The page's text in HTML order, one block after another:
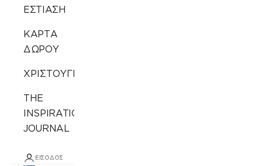
ΕΣΤΙΑΣΗ
ΚΑΡΤΑ
ΔΩΡΟΥ
ΧΡΙΣΤΟΥΓΕΝΝΙΑΤΙΚΑ
THE
INSPIRATION
JOURNAL
ΕΊΣΟΔΟΣ